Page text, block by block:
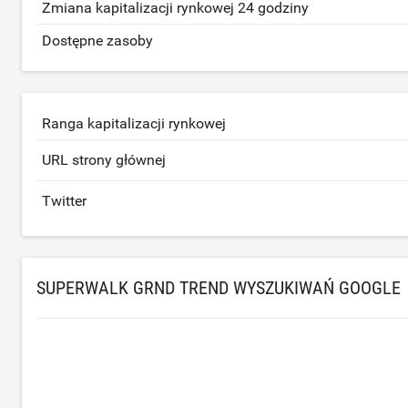
Zmiana kapitalizacji rynkowej 24 godziny
Dostępne zasoby
Ranga kapitalizacji rynkowej
URL strony głównej
Twitter
SUPERWALK GRND TREND WYSZUKIWAŃ GOOGLE